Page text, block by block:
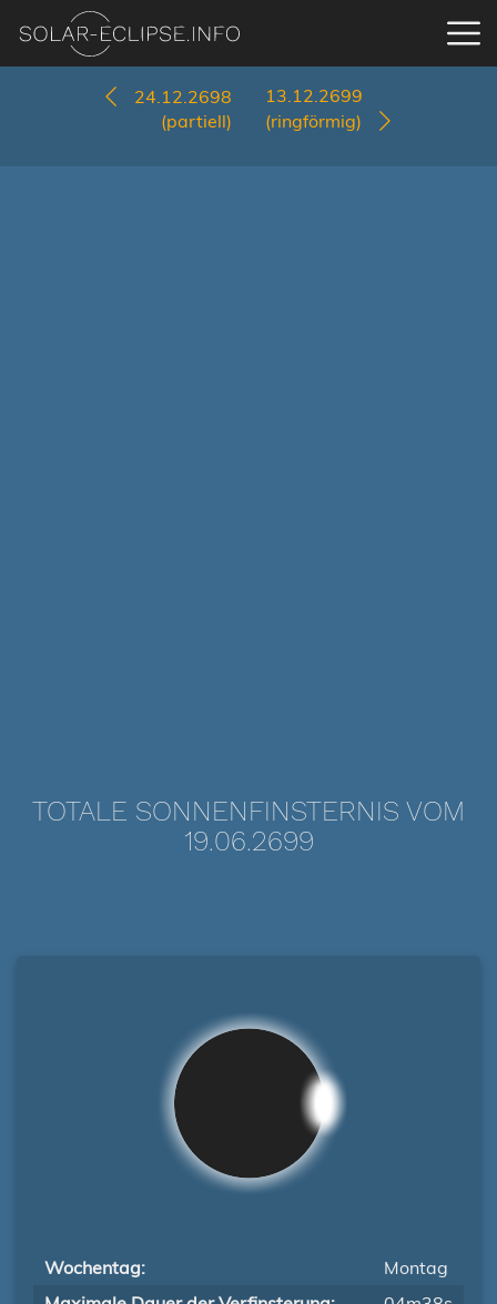
24.12.2698
(partiell)
13.12.2699
(ringförmig)
TOTALE SONNENFINSTERNIS VOM
19.06.2699
Wochentag:
Montag